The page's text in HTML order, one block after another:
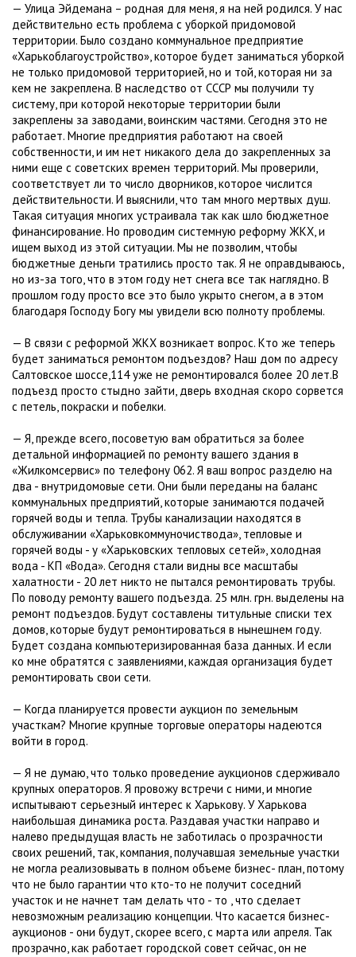
— Улица Эйдемана – родная для меня, я на ней родился. У нас
действительно есть проблема с уборкой придомовой
территории. Было создано коммунальное предприятие
«Харькоблагоустройство», которое будет заниматься уборкой
не только придомовой территорией, но и той, которая ни за
кем не закреплена. В наследство от СССР мы получили ту
систему, при которой некоторые территории были
закреплены за заводами, воинским частями. Сегодня это не
работает. Многие предприятия работают на своей
собственности, и им нет никакого дела до закрепленных за
ними еще с советских времен территорий. Мы проверили,
соответствует ли то число дворников, которое числится
действительности. И выяснили, что там много мертвых душ.
Такая ситуация многих устраивала так как шло бюджетное
финансирование. Но проводим системную реформу ЖКХ, и
ищем выход из этой ситуации. Мы не позволим, чтобы
бюджетные деньги тратились просто так. Я не оправдываюсь,
но из-за того, что в этом году нет снега все так наглядно. В
прошлом году просто все это было укрыто снегом, а в этом
благодаря Господу Богу мы увидели всю полноту проблемы.
— В связи с реформой ЖКХ возникает вопрос. Кто же теперь
будет заниматься ремонтом подъездов? Наш дом по адресу
Салтовское шоссе,114 уже не ремонтировался более 20 лет.В
подъезд просто стыдно зайти, дверь входная скоро сорвется
с петель, покраски и побелки.
— Я, прежде всего, посоветую вам обратиться за более
детальной информацией по ремонту вашего здания в
«Жилкомсервис» по телефону 062. Я ваш вопрос разделю на
два - внутридомовые сети. Они были переданы на баланс
коммунальных предприятий, которые занимаются подачей
горячей воды и тепла. Трубы канализации находятся в
обслуживании «Харьковкоммуночиствода», тепловые и
горячей воды - у «Харьковских тепловых сетей», холодная
вода - КП «Вода». Сегодня стали видны все масштабы
халатности - 20 лет никто не пытался ремонтировать трубы.
По поводу ремонту вашего подъезда. 25 млн. грн. выделены на
ремонт подъездов. Будут составлены титульные списки тех
домов, которые будут ремонтироваться в нынешнем году.
Будет создана компьютеризированная база данных. И если
ко мне обратятся с заявлениями, каждая организация будет
ремонтировать свои сети.
— Когда планируется провести аукцион по земельным
участкам? Многие крупные торговые операторы надеются
войти в город.
— Я не думаю, что только проведение аукционов сдерживало
крупных операторов. Я провожу встречи с ними, и многие
испытывают серьезный интерес к Харькову. У Харькова
наибольшая динамика роста. Раздавая участки направо и
налево предыдущая власть не заботилась о прозрачности
своих решений, так, компания, получавшая земельные участки
не могла реализовывать в полном объеме бизнес- план, потому
что не было гарантии что кто-то не получит соседний
участок и не начнет там делать что - то , что сделает
невозможным реализацию концепции. Что касается бизнес-
аукционов - они будут, скорее всего, с марта или апреля. Так
прозрачно, как работает городской совет сейчас, он не